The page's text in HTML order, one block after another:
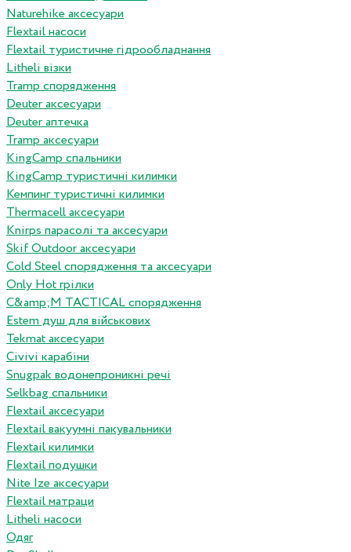
Naturehike аксесуари
Flextail насоси
Flextail туристичне гідрообладнання
Litheli візки
Tramp спорядження
Deuter аксесуари
Deuter аптечка
Tramp аксесуари
KingCamp спальники
KingCamp туристичні килимки
Кемпинг туристичні килимки
Thermacell аксесуари
Knirps парасолі та аксесуари
Skif Outdoor аксесуари
Cold Steel спорядження та аксесуари
Only Hot грілки
C&amp;M TACTICAL спорядження
Estem душ для військових
Tekmat аксесуари
Сivivi карабіни
Snugpak водонепроникні речі
Selkbag спальники
Flextail аксесуари
Flextail вакуумні пакувальники
Flextail килимки
Flextail подушки
Nite Ize аксесуари
Flextail матраци
Litheli насоси
Одяг